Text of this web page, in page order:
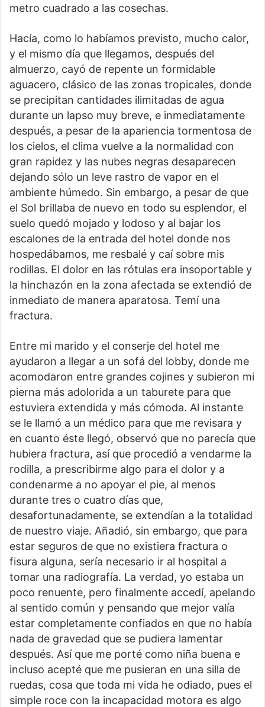
metro cuadrado a las cosechas.
Hacía, como lo habíamos previsto, mucho calor,
y el mismo día que llegamos, después del
almuerzo, cayó de repente un formidable
aguacero, clásico de las zonas tropicales, donde
se precipitan cantidades ilimitadas de agua
durante un lapso muy breve, e inmediatamente
después, a pesar de la apariencia tormentosa de
los cielos, el clima vuelve a la normalidad con
gran rapidez y las nubes negras desaparecen
dejando sólo un leve rastro de vapor en el
ambiente húmedo. Sin embargo, a pesar de que
el Sol brillaba de nuevo en todo su esplendor, el
suelo quedó mojado y lodoso y al bajar los
escalones de la entrada del hotel donde nos
hospedábamos, me resbalé y caí sobre mis
rodillas. El dolor en las rótulas era insoportable y
la hinchazón en la zona afectada se extendió de
inmediato de manera aparatosa. Temí una
fractura.
Entre mi marido y el conserje del hotel me
ayudaron a llegar a un sofá del lobby, donde me
acomodaron entre grandes cojines y subieron mi
pierna más adolorida a un taburete para que
estuviera extendida y más cómoda. Al instante
se le llamó a un médico para que me revisara y
en cuanto éste llegó, observó que no parecía que
hubiera fractura, así que procedió a vendarme la
rodilla, a prescribirme algo para el dolor y a
condenarme a no apoyar el pie, al menos
durante tres o cuatro días que,
desafortunadamente, se extendían a la totalidad
de nuestro viaje. Añadió, sin embargo, que para
estar seguros de que no existiera fractura o
fisura alguna, sería necesario ir al hospital a
tomar una radiografía. La verdad, yo estaba un
poco renuente, pero finalmente accedí, apelando
al sentido común y pensando que mejor valía
estar completamente confiados en que no había
nada de gravedad que se pudiera lamentar
después. Así que me porté como niña buena e
incluso acepté que me pusieran en una silla de
ruedas, cosa que toda mi vida he odiado, pues el
simple roce con la incapacidad motora es algo